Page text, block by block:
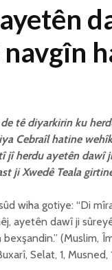
navgîn
tê diyarkirin ku
Cebraîl hatine
jî herdu ayetên dawî
ji Xwedê Teala
wiha gotiye: “Di
ayetên dawî ji
(Muslim,
Selat, 1,